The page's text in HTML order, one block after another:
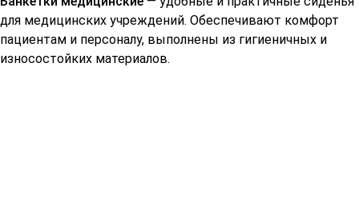
для медицинских учреждений. Обеспечивают комфорт
пациентам и персоналу, выполнены из гигиеничных и
износостойких материалов.